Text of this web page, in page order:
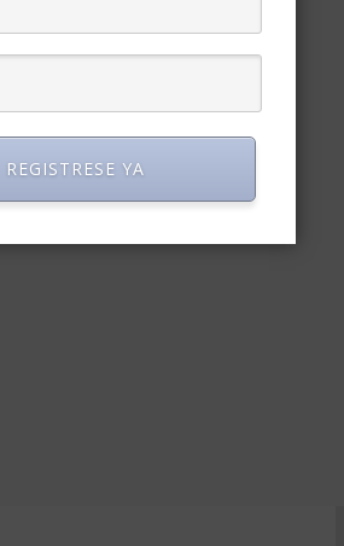
REGISTRESE YA